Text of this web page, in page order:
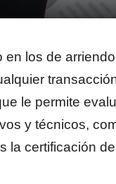
los de
le permite
y técnicos,
la certificación